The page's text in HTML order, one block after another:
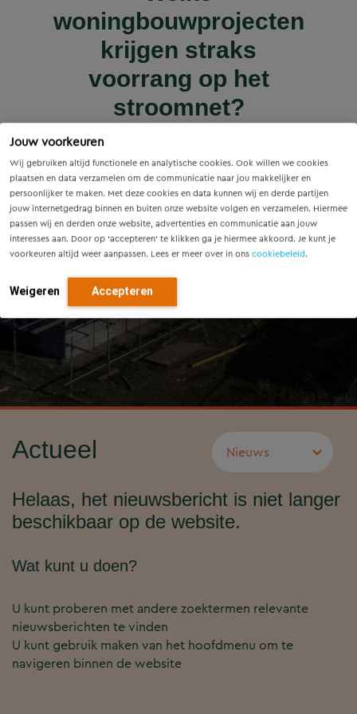
Jouw voorkeuren
Wij gebruiken altijd functionele en analytische cookies. Ook willen we cookies
plaatsen en data verzamelen om de communicatie naar jou makkelijker en
persoonlijker te maken. Met deze cookies en data kunnen wij en derde partijen
jouw internetgedrag binnen en buiten onze website volgen en verzamelen. Hiermee
passen wij en derden onze website, advertenties en communicatie aan jouw
interesses aan. Door op ‘accepteren’ te klikken ga je hiermee akkoord. Je kunt je
voorkeuren altijd weer aanpassen. Lees er meer over in ons cookiebeleid.
Weigeren Accepteren
woningbouwprojecten
krijgen straks
voorrang op het
stroomnet?
Lees meer
nieuws | nieuws
Innovatieve pilot bij
sluiscomplex Helmond
Lees meer
Slim onderzoek
voorkomt onnodige
vervanging van
Eindhovense tunnel
Voorzieningenscan
Drenthe: inzicht voor
vandaag, richting voor
morgen
Wet versterking regie
volkshuisvesting in
werking: wat betekent
dit voor gemeenten?
Actueel
Helaas, het nieuwsbericht is niet langer
beschikbaar op de website.
Wat kunt u doen?
U kunt proberen met andere zoektermen relevante
nieuwsberichten te vinden
U kunt gebruik maken van het hoofdmenu om te
navigeren binnen de website